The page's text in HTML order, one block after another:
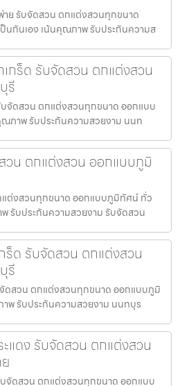
ย รับจัดสวน ตกแต่งสวนทุกขนาด
นกันเอง เน้นคุณภาพ รับประกันความส
กร็ด รับจัดสวน ตกแต่งสวน
รี
บจัดสวน ตกแต่งสวนทุกขนาด ออกแบบ
ภาพ รับประกันความสวยงาม นนท
วน ตกแต่งสวน ออกแบบภูมิ
ต่งสวนทุกขนาด ออกแบบภูมิทัศน์ ทั่ว
รับประกันความสวยงาม รับจัดสวน
ร็ด รับจัดสวน ตกแต่งสวน
รี
ดสวน ตกแต่งสวนทุกขนาด ออกแบบภูมิ
พ รับประกันความสวยงาม นนทบุร
แดง รับจัดสวน ตกแต่งสวน
จัดสวน ตกแต่งสวนทุกขนาด ออกแบบ